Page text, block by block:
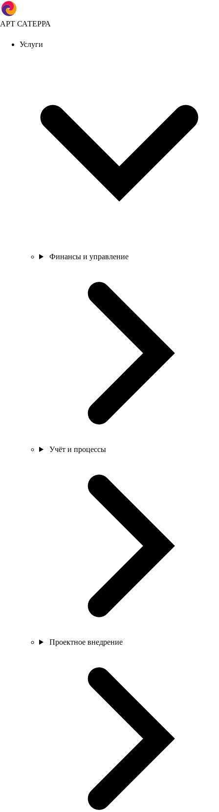
АРТ САТЕРРА
Услуги
Финансы и управление
Учёт и процессы
Проектное внедрение